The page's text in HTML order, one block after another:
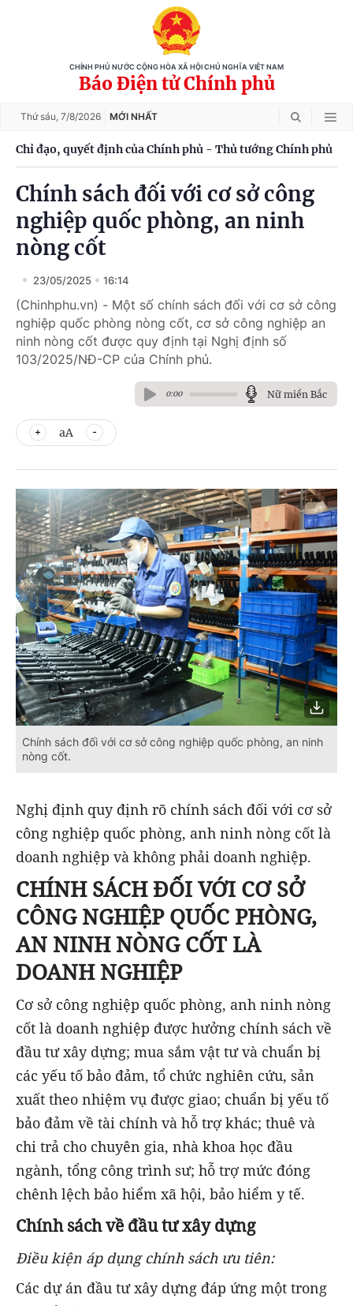
CHÍNH PHỦ NƯỚC CỘNG HÒA XÃ HỘI CHỦ NGHĨA VIỆT NAM
Báo Điện tử Chính phủ
Thứ sáu, 7/8/2026 MỚI NHẤT
Chỉ đạo, quyết định của Chính phủ - Thủ tướng Chính phủ
Chính sách đối với cơ sở công
nghiệp quốc phòng, an ninh
nòng cốt
23/05/2025 16:14
(Chinhphu.vn) - Một số chính sách đối với cơ sở công
nghiệp quốc phòng nòng cốt, cơ sở công nghiệp an
ninh nòng cốt được quy định tại Nghị định số
103/2025/NĐ-CP của Chính phủ.
0:00 Nữ miền Bắc
aA
Chính sách đối với cơ sở công nghiệp quốc phòng, an ninh
nòng cốt.
Nghị định quy định rõ chính sách đối với cơ sở
công nghiệp quốc phòng, anh ninh nòng cốt là
doanh nghiệp và không phải doanh nghiệp.
CHÍNH SÁCH ĐỐI VỚI CƠ SỞ
CÔNG NGHIỆP QUỐC PHÒNG,
AN NINH NÒNG CỐT LÀ
DOANH NGHIỆP
Cơ sở công nghiệp quốc phòng, anh ninh nòng
cốt là doanh nghiệp được hưởng chính sách về
đầu tư xây dựng; mua sắm vật tư và chuẩn bị
các yếu tố bảo đảm, tổ chức nghiên cứu, sản
xuất theo nhiệm vụ được giao; chuẩn bị yếu tố
bảo đảm về tài chính và hỗ trợ khác; thuê và
chi trả cho chuyên gia, nhà khoa học đầu
ngành, tổng công trình sư; hỗ trợ mức đóng
chênh lệch bảo hiểm xã hội, bảo hiểm y tế.
Chính sách về đầu tư xây dựng
Điều kiện áp dụng chính sách ưu tiên:
Các dự án đầu tư xây dựng đáp ứng một trong